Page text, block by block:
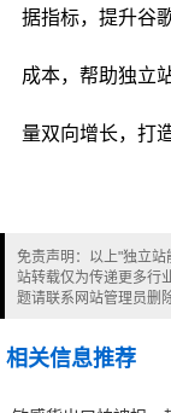
据指标，提升谷
成本，帮助独立
量双向增长，打
免责声明：以上"独立
站转载仅为传递更多行
题请联系网站管理员删除
相关信息推荐